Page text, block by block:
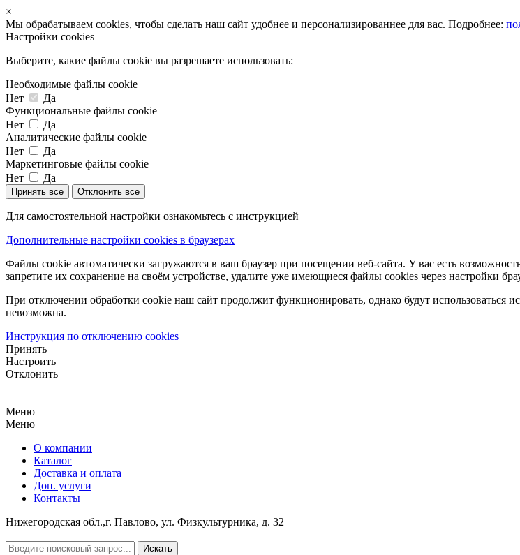
×
Мы обрабатываем cookies, чтобы сделать наш сайт удобнее и персонализированнее для вас. Подробнее:
Настройки cookies
Выберите, какие файлы cookie вы разрешаете использовать:
Необходимые файлы cookie
Нет
Да
Функциональные файлы cookie
Нет
Да
Аналитические файлы cookie
Нет
Да
Маркетинговые файлы cookie
Нет
Да
Принять все Отклонить все
Для самостоятельной настройки ознакомьтесь с инструкцией
Дополнительные настройки cookies в браузерах
Файлы cookie автоматически загружаются в ваш браузер при посещении веб-сайта. У вас есть
запретите их сохранение на своём устройстве, удалите уже имеющиеся файлы cookies через настройки
При отключении обработки cookie наш сайт продолжит функционировать, однако будут использоваться
невозможна.
Инструкция по отключению cookies
Принять
Настроить
Отклонить
Меню
Меню
О компании
Каталог
Доставка и оплата
Доп. услуги
Контакты
Нижегородская обл.,г. Павлово, ул. Физкультурника, д. 32